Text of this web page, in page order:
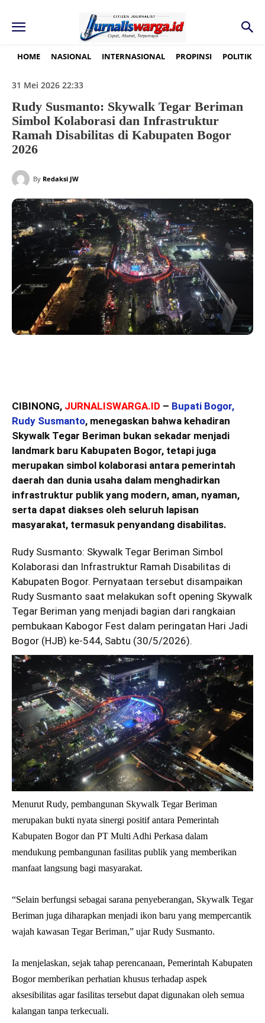
HOME NASIONAL INTERNASIONAL PROPINSI POLITIK
31 Mei 2026 22:33
Rudy Susmanto: Skywalk Tegar Beriman
Simbol Kolaborasi dan Infrastruktur
Ramah Disabilitas di Kabupaten Bogor
2026
By Redaksi JW
CIBINONG, JURNALISWARGA.ID – Bupati Bogor,
Rudy Susmanto, menegaskan bahwa kehadiran
Skywalk Tegar Beriman bukan sekadar menjadi
landmark baru Kabupaten Bogor, tetapi juga
merupakan simbol kolaborasi antara pemerintah
daerah dan dunia usaha dalam menghadirkan
infrastruktur publik yang modern, aman, nyaman,
serta dapat diakses oleh seluruh lapisan
masyarakat, termasuk penyandang disabilitas.
Rudy Susmanto: Skywalk Tegar Beriman Simbol
Kolaborasi dan Infrastruktur Ramah Disabilitas di
Kabupaten Bogor. Pernyataan tersebut disampaikan
Rudy Susmanto saat melakukan soft opening Skywalk
Tegar Beriman yang menjadi bagian dari rangkaian
pembukaan Kabogor Fest dalam peringatan Hari Jadi
Bogor (HJB) ke-544, Sabtu (30/5/2026).
Menurut Rudy, pembangunan Skywalk Tegar Beriman
merupakan bukti nyata sinergi positif antara Pemerintah
Kabupaten Bogor dan PT Multi Adhi Perkasa dalam
mendukung pembangunan fasilitas publik yang memberikan
manfaat langsung bagi masyarakat.
“Selain berfungsi sebagai sarana penyeberangan, Skywalk Tegar
Beriman juga diharapkan menjadi ikon baru yang mempercantik
wajah kawasan Tegar Beriman,” ujar Rudy Susmanto.
Ia menjelaskan, sejak tahap perencanaan, Pemerintah Kabupaten
Bogor memberikan perhatian khusus terhadap aspek
aksesibilitas agar fasilitas tersebut dapat digunakan oleh semua
kalangan tanpa terkecuali.